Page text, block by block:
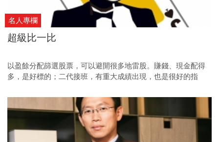
名人專欄
超級比一比
以盈餘分配篩選股票，可以避開很多地雷股。賺錢、現金配得
多，是好標的；二代接班，有重大成績出現，也是很好的指